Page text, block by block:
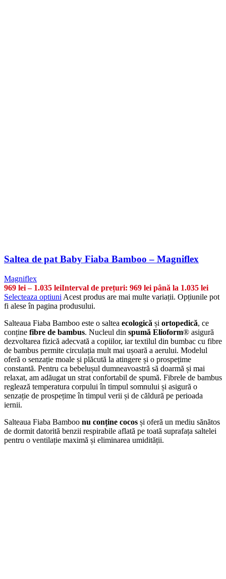
Saltea de pat Baby Fiaba Bamboo – Magniflex
Magniflex
969 lei – 1.035 leiInterval de prețuri: 969 lei până la 1.035 lei
Selecteaza optiuni Acest produs are mai multe variații. Opțiunile pot
fi alese în pagina produsului.
Salteaua Fiaba Bamboo este o saltea ecologică și ortopedică, ce
conține fibre de bambus. Nucleul din spumă Elioform® asigură
dezvoltarea fizică adecvată a copiilor, iar textilul din bumbac cu fibre
de bambus permite circulația mult mai ușoară a aerului. Modelul
oferă o senzație moale și plăcută la atingere și o prospețime
constantă. Pentru ca bebelușul dumneavoastră să doarmă și mai
relaxat, am adăugat un strat confortabil de spumă. Fibrele de bambus
reglează temperatura corpului în timpul somnului și asigură o
senzație de prospețime în timpul verii și de căldură pe perioada
iernii.
Salteaua Fiaba Bamboo nu conține cocos și oferă un mediu sănătos
de dormit datorită benzii respirabile aflată pe toată suprafața saltelei
pentru o ventilație maximă și eliminarea umidității.